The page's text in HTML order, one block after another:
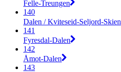
Felle-Treungen
140
Dalen / Kviteseid-Seljord-Skien
141
Fyresdal-Dalen
142
Åmot-Dalen
143